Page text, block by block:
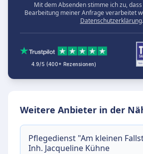
Mit dem Absenden stimme ich zu,
Bearbeitung meiner Anfrage verarbeitet
Datenschutzerklärung.
4.9/5 (400+ Rezensionen)
Weitere Anbieter in der
Pflegedienst "Am kleinen
Inh. Jacqueline Kühne